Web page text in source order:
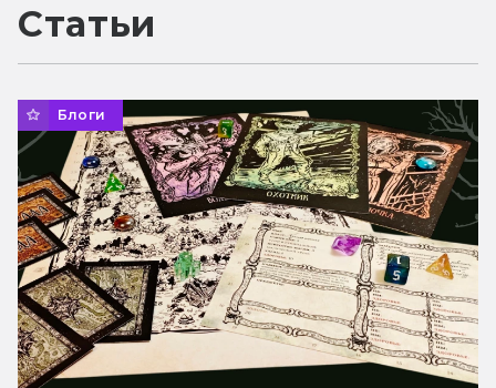
Статьи
Блоги